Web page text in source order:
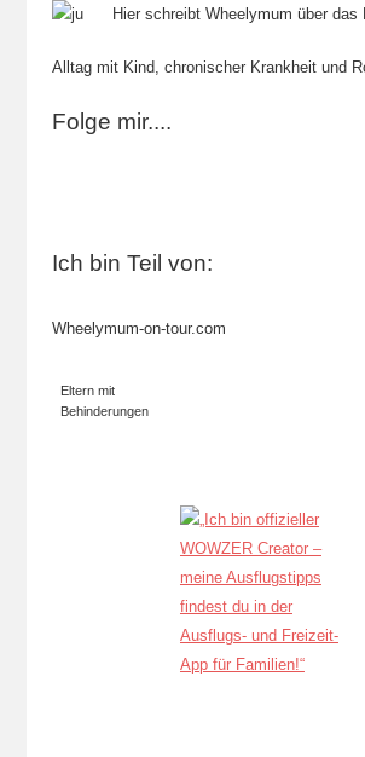
Hier schreibt Wheelymum über das
Alltag mit Kind, chronischer Krankheit und
Folge mir....
Ich bin Teil von:
Wheelymum-on-tour.com
Eltern mit
Behinderungen